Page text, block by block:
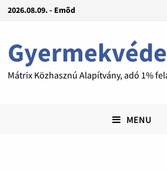
2026.08.09. - Emõd
Mátrix Közhasznú Alapítvány, adó 1%
MENU